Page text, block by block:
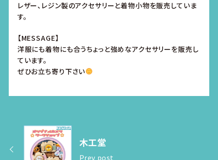
レザー、レジン製のアクセサリーと着物小物を販売していま
す。
【MESSAGE】
洋服にも着物にも合うちょっと強めなアクセサリーを販売し
ています。
ぜひお立ち寄り下さい
木工堂
Prev post